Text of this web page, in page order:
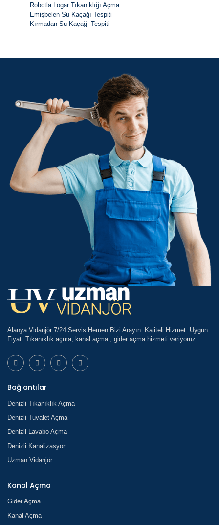
Robotla Logar Tıkanıklığı Açma
Emişbelen Su Kaçağı Tespiti
Kırmadan Su Kaçağı Tespiti
Alanya Vidanjör 7/24 Servis Hemen Bizi Arayın. Kaliteli Hizmet. Uygun
Fiyat. Tıkanıklık açma, kanal açma , gider açma hizmeti veriyoruz
Bağlantılar
Denizli Tıkanıklık Açma
Denizli Tuvalet Açma
Denizli Lavabo Açma
Denizli Kanalizasyon
Uzman Vidanjör
Kanal Açma
Gider Açma
Kanal Açma